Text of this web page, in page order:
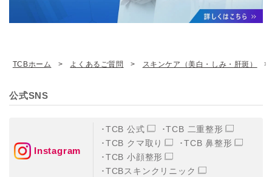
TCBホーム よくあるご質問 スキンケア（美白・しみ・肝斑）
公式SNS
Instagram
TCB 公式
TCB 二重整形
TCB クマ取り
TCB 鼻整形
TCB 小顔整形
TCBスキンクリニック